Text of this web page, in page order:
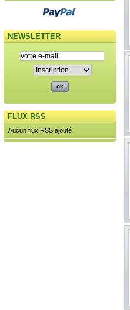
NEWSLETTER
FLUX RSS
Aucun flux RSS ajouté